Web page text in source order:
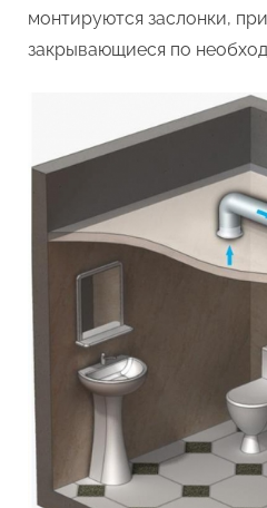
монтируются заслонки,
закрывающиеся по